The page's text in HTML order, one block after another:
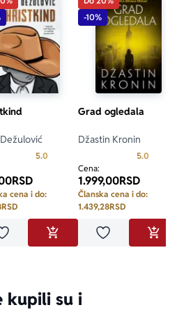
je 5.0 od 5
5.0 Prosecna ocena je 5.0 od 5
RSD
cena i do:
RSD
Dodaj u omiljeneDODAJ U KORPU
-10%
Grad ogledala
Džastin Kronin
5.0
Cena:
1.999,00RSD
Članska cena i do:
1.439,28RSD
Dodaj u
kupili su i